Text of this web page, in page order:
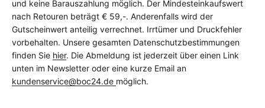
und keine Barauszahlung möglich. Der Mindesteinkaufswert
nach Retouren beträgt € 59,-. Anderenfalls wird der
Gutscheinwert anteilig verrechnet. Irrtümer und Druckfehler
vorbehalten. Unsere gesamten Datenschutzbestimmungen
finden Sie hier. Die Abmeldung ist jederzeit über einen Link
unten im Newsletter oder eine kurze Email an
kundenservice@boc24.de möglich.